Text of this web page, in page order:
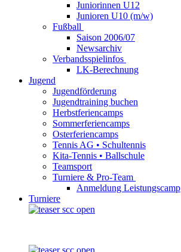
Juniorinnen U12
Junioren U10 (m/w)
Fußball
Saison 2006/07
Newsarchiv
Verbandsspielinfos
LK-Berechnung
Jugend
Jugendförderung
Jugendtraining buchen
Herbstferiencamps
Sommerferiencamps
Osterferiencamps
Tennis AG • Schultennis
Kita-Tennis • Ballschule
Teamsport
Turniere & Pro-Team
Anmeldung Leistungscamp
Turniere